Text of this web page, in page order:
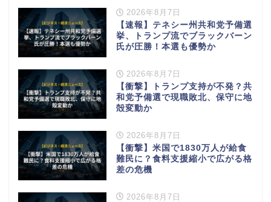
2026年8月7日
【速報】テネシー州共和党予備選
挙、トランプ流でブラックバーン
氏が圧勝！本選も優勢か
2026年8月7日
【衝撃】トランプ支持が不発？共
和党予備選で現職敗北、保守に地
殻変動か
2026年8月7日
【衝撃】米国で1830万人が給食
難民に？食料支援縮小で広がる格
差の危機
2026年8月7日